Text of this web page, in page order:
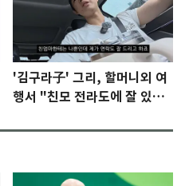
'김구라子' 그리, 할머니외 여
행서 "친모 전라도에 잘 있